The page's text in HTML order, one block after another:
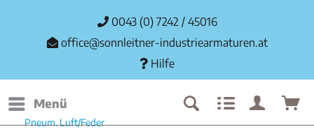
0043 (0) 7242 / 45016
office@sonnleitner-industriearmaturen.at
Hilfe
Menü
Pneum. Luft/Feder